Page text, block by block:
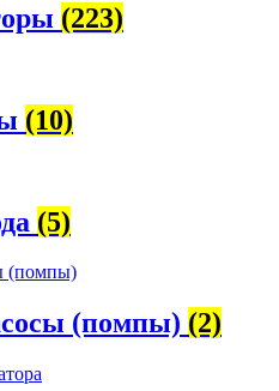
(223)
(10)
(5)
(помпы) (2)